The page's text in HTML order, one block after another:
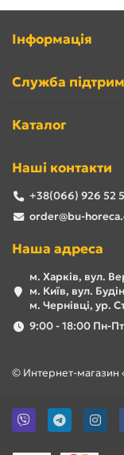
Інформація
Служба
Каталог
Наші контакти
+38(066) 926 52
order@bu-
Наша адреса
м. Харків, вул.
м. Київ, вул.
м. Чернівці, ур.
9:00 - 18:00 Пн-
© Интернет-